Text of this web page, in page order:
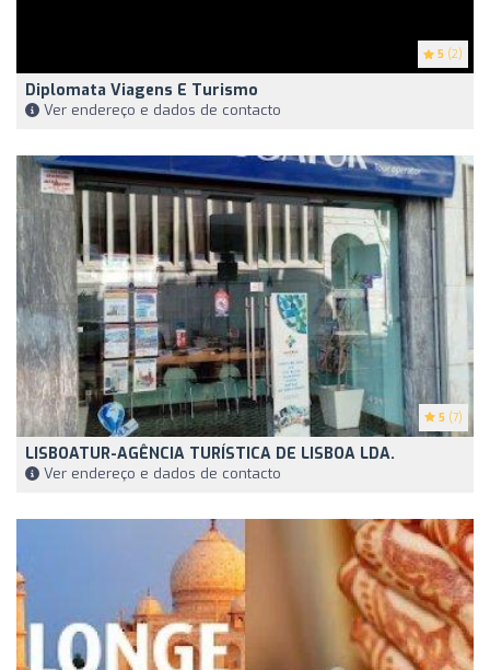
5 (2)
Diplomata Viagens E Turismo
Ver endereço e dados de contacto
5 (7)
LISBOATUR-AGÊNCIA TURÍSTICA DE LISBOA LDA.
Ver endereço e dados de contacto